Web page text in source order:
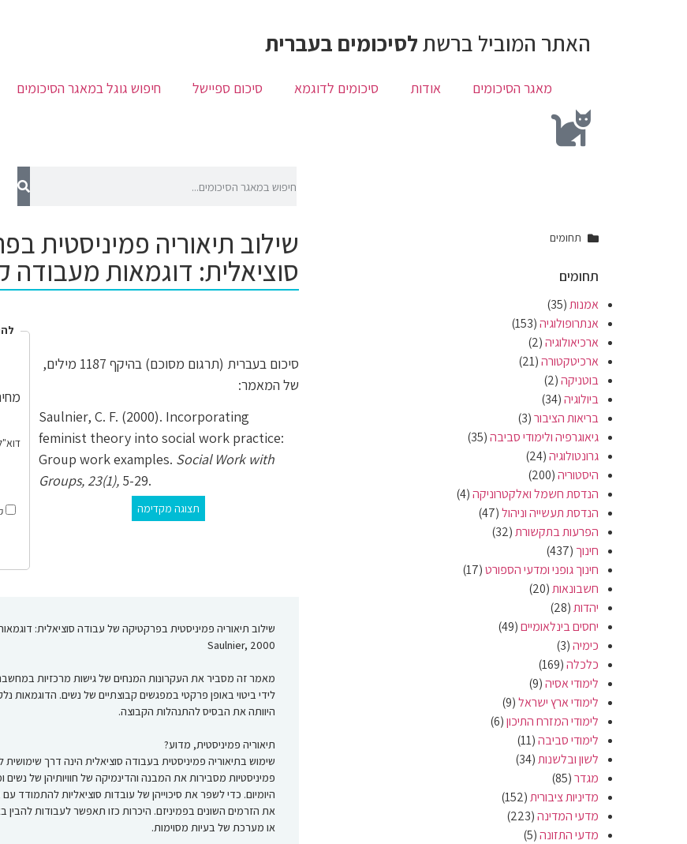
האתר המוביל ברשתלסיכומים בעברית
מאגר הסיכומים אודות סיכומים לדוגמא סיכום ספיישל חיפוש גוגל במאגר הסיכומים
תחומים
תחומים
אמנות(35)
אנתרופולוגיה(153)
ארכיאולוגיה(2)
ארכיטקטורה(21)
בוטניקה(2)
ביולוגיה(34)
בריאות הציבור(3)
גיאוגרפיה ולימודי סביבה(35)
גרונטולוגיה(24)
היסטוריה(200)
הנדסת חשמל ואלקטרוניקה(4)
הנדסת תעשייה וניהול(47)
הפרעות בתקשורת(32)
חינוך (437)
חינוך גופני ומדעי הספורט(17)
חשבונאות(20)
יהדות(28)
יחסים בינלאומיים(49)
כימיה(3)
כלכלה(169)
לימודי אסיה(9)
לימודי ארץ ישראל(9)
לימודי המזרח התיכון(6)
לימודי סביבה(11)
לשון ובלשנות(34)
מגדר(85)
מדיניות ציבורית(152)
מדעי המדינה(223)
מדעי התזונה(5)
שילוב תיאוריה פמיניסטית
סוציאלית: דוגמאות מעבודה
סיכום בעברית (תרגום מסוכם) בהיקף 1187 מילים,
של המאמר:
Saulnier, C. F. (2000). Incorporating
feminist theory into social work practice:
Group work examples. Social Work with
Groups, 23(1),
תצוגה מקדימה קראתי את
שילוב תיאוריה פמיניסטית בפרקטיקה של עבודה סוציאלית:
Saulnier, 2000
מאמר זה מסביר את העקרונות המנחים של גישות מרכזיות
לידי ביטוי באופן פרקטי במפגשים קבוצתיים של נשים.
היוותה את הבסיס להתנהלות הקבוצה.
תיאוריה פמיניסטית, מדוע?
שימוש בתיאוריה פמיניסטית בעבודה סוציאלית הינה דרך
פמיניסטיות מסבירות את המבנה והדינמיקה של חוויותיהן של נשים
היומיום. כדי לשפר את סיכוייהן של עובדות סוציאליות להתמודד
את הזרמים השונים בפמיניזם. היכרות כזו תאפשר לעבודות
או מערכת של בעיות מסוימות.